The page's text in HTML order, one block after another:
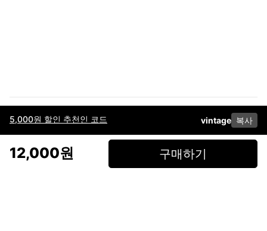
5,000원 할인 추천인 코드 vintage 복사
12,000원 구매하기
이용약관고객센터판매개인정보 처리방침사업자 정보다운로드
페이스북